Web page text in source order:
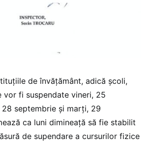
de învățământ, adică școli,
vor fi suspendate vineri, 25
28 septembrie și marți, 29
ca luni dimineață să fie stabilit
de supendare a cursurilor fizice